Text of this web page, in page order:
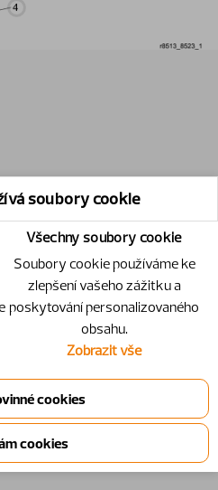
soubory cookie
Všechny soubory cookie
Soubory cookie používáme ke
zlepšení vašeho zážitku a
poskytování personalizovaného
obsahu.
Zobrazit vše